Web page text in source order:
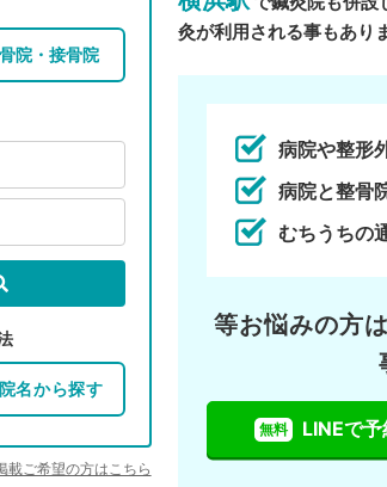
院・接骨院
院名から探す
載ご希望の方はこちら
灸が利用される事もあり
病院や整形
病院と整骨
むちうちの
等お悩みの方は
無料 LINEで